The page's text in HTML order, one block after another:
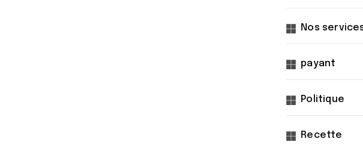
Nos
payant
Politique
Recette